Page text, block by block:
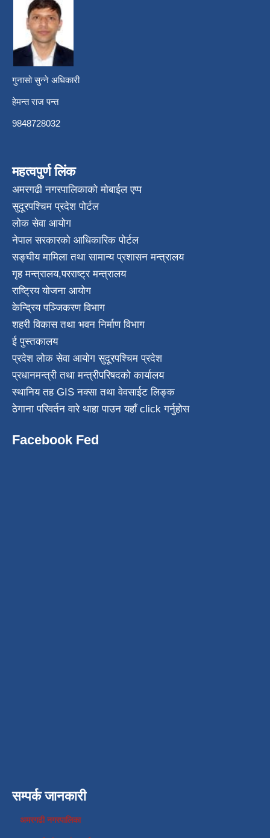
गुनासो सुन्ने अधिकारी
हेमन्त राज पन्त
9848728032
महत्वपुर्ण लिंक
अमरगढी नगरपालिकाको मोबाईल एप्प
सुदूरपश्चिम प्रदेश पोर्टल
लोक सेवा आयोग
नेपाल सरकारको आधिकारिक पोर्टल
सङ्घीय मामिला तथा सामान्य प्रशासन मन्त्रालय
गृह मन्त्रालय,परराष्ट्र मन्त्रालय
राष्ट्रिय योजना आयोग
केन्द्रिय पञ्जिकरण विभाग
शहरी विकास तथा भवन निर्माण विभाग
ई पुस्तकालय
प्रदेश लोक सेवा आयोग सुदूरपश्चिम प्रदेश
प्रधानमन्त्री तथा मन्त्रीपरिषदको कार्यालय
स्थानिय तह GIS नक्सा तथा वेवसाईट लिङ्क
ठेगाना परिवर्तन वारे थाहा पाउन यहाँ click गर्नुहोस
Facebook Fed
सम्पर्क जानकारी
अमरगढी नगरपालिका